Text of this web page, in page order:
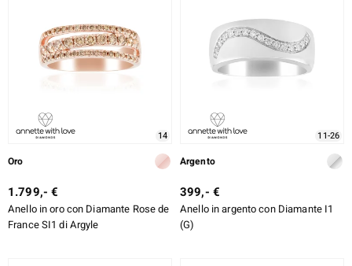
14
Oro
1.799,- €
Anello in oro con Diamante Rose de
France SI1 di Argyle
11-26
Argento
399,- €
Anello in argento con Diamante I1
(G)